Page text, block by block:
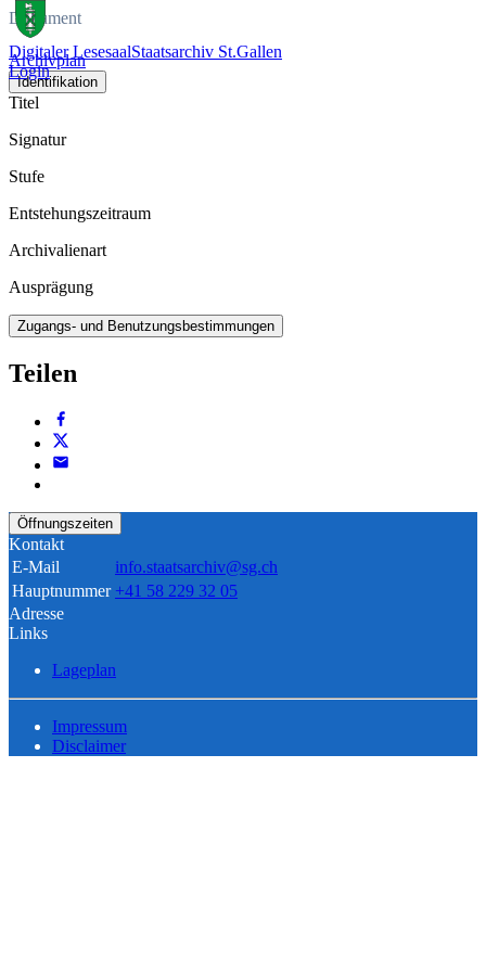
Digitaler LesesaalStaatsarchiv St.Gallen
Login
Dokument
Archivplan
Identifikation
Titel
Signatur
Stufe
Entstehungszeitraum
Archivalienart
Ausprägung
Zugangs- und Benutzungsbestimmungen
Teilen
Öffnungszeiten
Kontakt
E-Mail
info.staatsarchiv@sg.ch
Hauptnummer +41 58 229 32 05
Adresse
Links
Lageplan
Impressum
Disclaimer